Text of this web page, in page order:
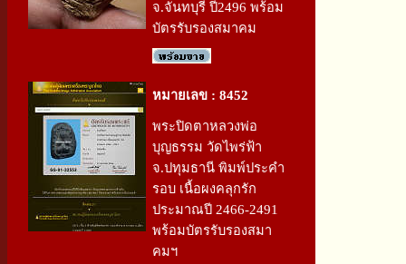
จ.จันทบุรี ปี2496 พร้อม
บัตรรับรองสมาคม
หมายเลข : 8452
พระปิดตาหลวงพ่อ
บุญธรรม วัดไพร่ฟ้า
จ.ปทุมธานี พิมพ์ประคำ
รอบ เนื้อผงคลุกรัก
ประมาณปี 2466-2491
พร้อมบัตรรับรองสมา
คมฯ